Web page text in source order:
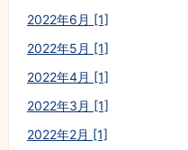
2022年6月 [1]
2022年5月 [1]
2022年4月 [1]
2022年3月 [1]
2022年2月 [1]